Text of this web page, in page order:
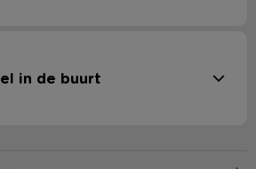
in de buurt